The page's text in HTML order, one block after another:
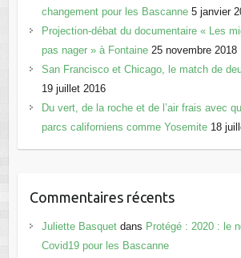
changement pour les Bascanne 5 janvier
Projection-débat du documentaire « Les
pas nager » à Fontaine 25 novembre 2018
San Francisco et Chicago, le match de
19 juillet 2016
Du vert, de la roche et de l’air frais avec
parcs californiens comme Yosemite 18
Commentaires récents
Juliette Basquetdans Protégé : 2020 : le
Covid19 pour les Bascanne